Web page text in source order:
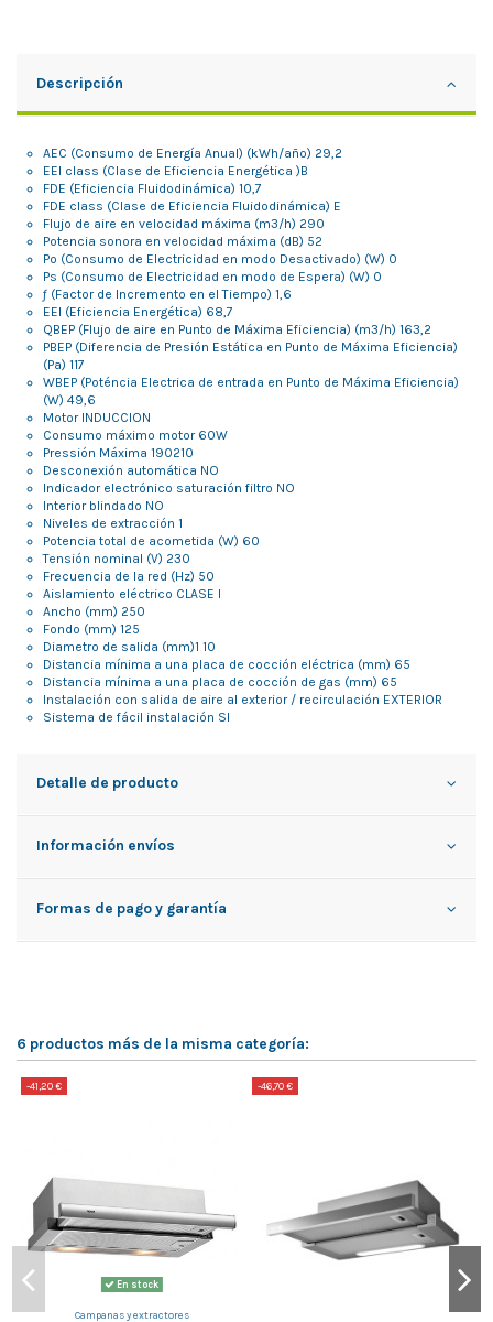
Descripción
AEC (Consumo de Energía Anual) (kWh/año) 29,2
EEI class (Clase de Eficiencia Energética )B
FDE (Eficiencia Fluidodinámica) 10,7
FDE class (Clase de Eficiencia Fluidodinámica) E
Flujo de aire en velocidad máxima (m3/h) 290
Potencia sonora en velocidad máxima (dB) 52
Po (Consumo de Electricidad en modo Desactivado) (W) 0
Ps (Consumo de Electricidad en modo de Espera) (W) 0
ƒ (Factor de Incremento en el Tiempo) 1,6
EEI (Eficiencia Energética) 68,7
QBEP (Flujo de aire en Punto de Máxima Eficiencia) (m3/h) 163,2
PBEP (Diferencia de Presión Estática en Punto de Máxima Eficiencia)
(Pa) 117
WBEP (Poténcia Electrica de entrada en Punto de Máxima Eficiencia)
(W) 49,6
Motor INDUCCION
Consumo máximo motor 60W
Pressión Máxima 190210
Desconexión automática NO
Indicador electrónico saturación filtro NO
Interior blindado NO
Niveles de extracción 1
Potencia total de acometida (W) 60
Tensión nominal (V) 230
Frecuencia de la red (Hz) 50
Aislamiento eléctrico CLASE I
Ancho (mm) 250
Fondo (mm) 125
Diametro de salida (mm)1 10
Distancia mínima a una placa de cocción eléctrica (mm) 65
Distancia mínima a una placa de cocción de gas (mm) 65
Instalación con salida de aire al exterior / recirculación EXTERIOR
Sistema de fácil instalación SI
Detalle de producto
Información envíos
Formas de pago y garantía
6 productos más de la misma categoría:
-41,20 €
En stock
Campanas y extractores
-46,70 €